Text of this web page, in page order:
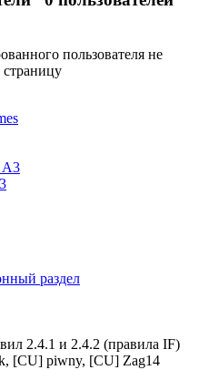
пользователя не
A3
раздел
2.4.1 и 2.4.2 (правила IF)
[CU] piwny, [CU] Zag14